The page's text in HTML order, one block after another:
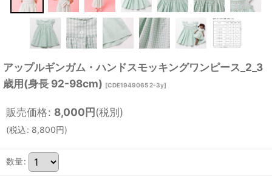
アップルギンガム・ハンドスモッキングワンピース_2_3
歳用(身長 92-98cm) [CDE1949065 2-3y]
販売価格: 8,000円(税別)
(税込: 8,800円)
数量: